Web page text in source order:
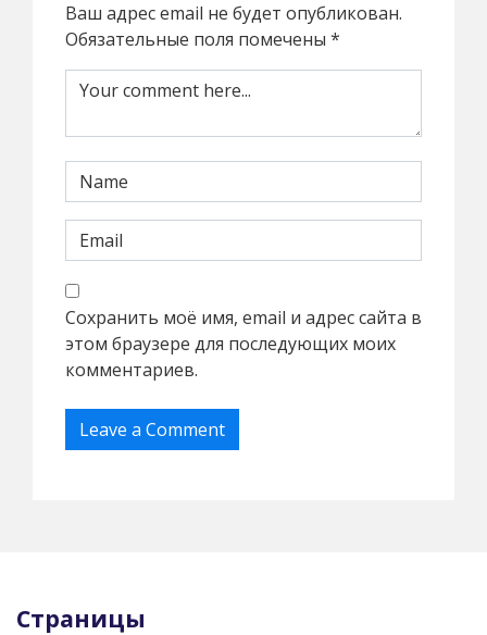
Ваш адрес email не будет опубликован.
Обязательные поля помечены *
Сохранить моё имя, email и адрес сайта в
этом браузере для последующих моих
комментариев.
Страницы